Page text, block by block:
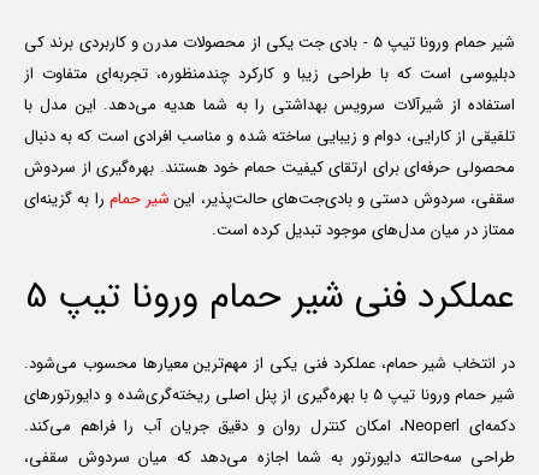
شیر حمام ورونا تیپ 5 - بادی جت یکی از محصولات مدرن و کاربردی برند کی
دبلیوسی است که با طراحی زیبا و کارکرد چندمنظوره، تجربه‌ای متفاوت از
استفاده از شیرآلات سرویس بهداشتی را به شما هدیه می‌دهد. این مدل با
تلفیقی از کارایی، دوام و زیبایی ساخته شده و مناسب افرادی است که به دنبال
محصولی حرفه‌ای برای ارتقای کیفیت حمام خود هستند. بهره‌گیری از سردوش
سقفی، سردوش دستی و بادی‌جت‌های حالت‌پذیر، این شیر حمام را به گزینه‌ای
ممتاز در میان مدل‌های موجود تبدیل کرده است.
عملکرد فنی شیر حمام ورونا تیپ 5
در انتخاب شیر حمام، عملکرد فنی یکی از مهم‌ترین معیارها محسوب می‌شود.
شیر حمام ورونا تیپ 5 با بهره‌گیری از پنل اصلی ریخته‌گری‌شده و دایورتورهای
دکمه‌ای Neoperl، امکان کنترل روان و دقیق جریان آب را فراهم می‌کند.
طراحی سه‌حالته دایورتور به شما اجازه می‌دهد که میان سردوش سقفی،